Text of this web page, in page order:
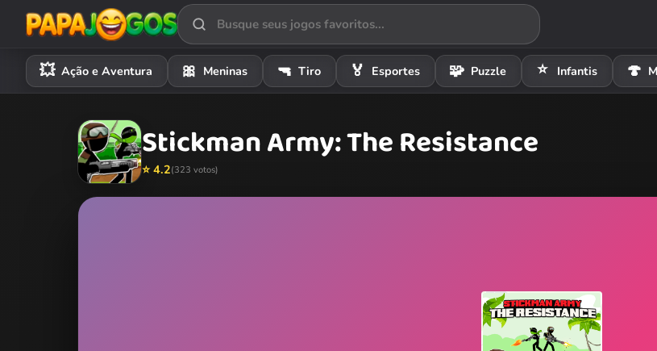
💥 Ação e Aventura 🎀 Meninas 🔫 Tiro 🏅 Esportes 🧩 Puzzle ⭐ Infantis 🍄
Stickman Army: The Resistance
⭐ 4.2(323 votos)